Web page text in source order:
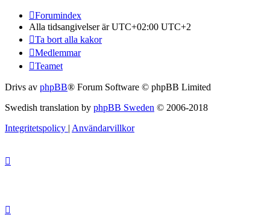
Forumindex
Alla tidsangivelser är UTC+02:00 UTC+2
Ta bort alla kakor
Medlemmar
Teamet
Drivs av phpBB® Forum Software © phpBB Limited
Swedish translation by phpBB Sweden © 2006-2018
Integritetspolicy | Användarvillkor